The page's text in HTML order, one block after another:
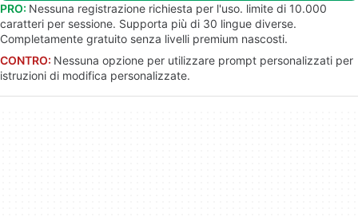
PRO: Nessuna registrazione richiesta per l'uso. limite di 10.000
caratteri per sessione. Supporta più di 30 lingue diverse.
Completamente gratuito senza livelli premium nascosti.
CONTRO: Nessuna opzione per utilizzare prompt personalizzati per
istruzioni di modifica personalizzate.